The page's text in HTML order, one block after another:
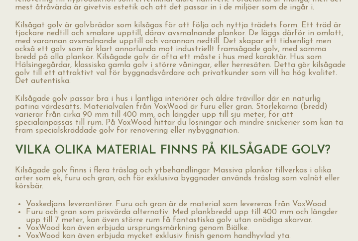
mest åtråvärda är givetvis estetik och att det passar in i de miljöer som de ingår i.
Kilsågat golv är golvbrädor som kilsågas för att följa och nyttja trädets form. Ett träd är
tjockare nedtill och smalare upptill, därav avsmalnande plankor. De läggs därför in omlott,
med varannan avsmalnande upptill och varannan nedtill. Det skapar ett tidsenligt men
också ett golv som är klart annorlunda mot industriellt framsågade golv, med samma
bredd på alla plankor. Kilsågade golv är ofta ett måste i hus med karaktär. Hus som
Hälsingegårdar, klassiska gamla golv i större våningar, eller herresäten. Detta gör kilsågade
golv till ett attraktivt val för byggnadsvårdare och privatkunder som vill ha hög kvalitet.
Det autentiska.
Kilsågade golv passar bra i hus i lantliga interiörer och äldre trävillor där en naturlig
patina värdesätts. Materialvalen från VoxWood är furu eller gran. Storlekarna (bredd)
varierar från cirka 90 mm till 400 mm, och längder upp till sju meter, för att
specialanpassas till rum. På VoxWood hittar du lösningar och mindre snickerier som kan ta
fram specialskräddade golv för renovering eller nybyggnation.
VILKA OLIKA MATERIAL FINNS PÅ KILSÅGADE GOLV?
Kilsågade golv finns i flera träslag och ytbehandlingar. Massiva plankor tillverkas i olika
arter som ek, furu och gran, och för exklusiva byggnader används träslag som valnöt eller
körsbär.
Voxkedjans leverantörer. Furu och gran är de material som levereras från VoxWood.
Furu och gran som prisvärda alternativ. Med plankbredd upp till 400 mm och längder
upp till 7 meter, kan även större rum få fantastiska golv utan onödiga skarvar.
VoxWood kan även erbjuda ursprungsmärkning genom Biälke.
VoxWood kan även erbjuda mycket exklusiv finish genom handhyvlad yta.